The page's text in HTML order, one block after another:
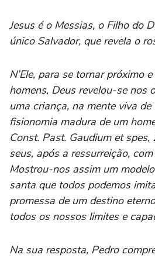
Jesus é o Messias, o Filho do
único Salvador, que revela o
N’Ele, para se tornar próximo
homens, Deus revelou-se nos
uma criança, na mente viva de
fisionomia madura de um
Const. Past. Gaudium et
seus, após a ressurreição,
Mostrou-nos assim um
santa que todos podemos
promessa de um destino
todos os nossos limites e
Na sua resposta, Pedro